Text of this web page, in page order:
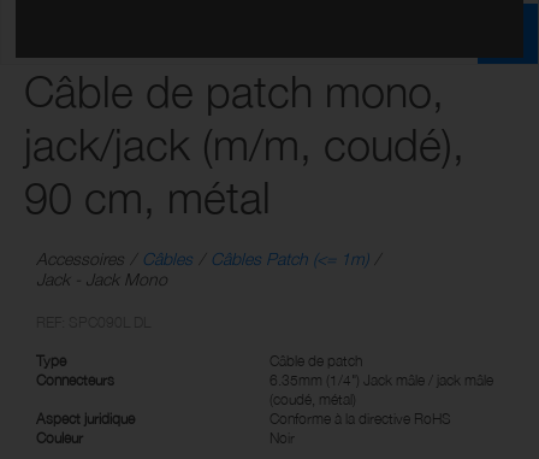
Câble de patch mono,
jack/jack (m/m, coudé),
90 cm, métal
Accessoires Câbles
Câbles Patch (<= 1m)
Jack - Jack Mono
Type
Câble de patch
Connecteurs
6.35mm (1/4") Jack mâle / jack mâle
(coudé, métal)
Aspect juridique
Conforme à la directive RoHS
Couleur
Noir